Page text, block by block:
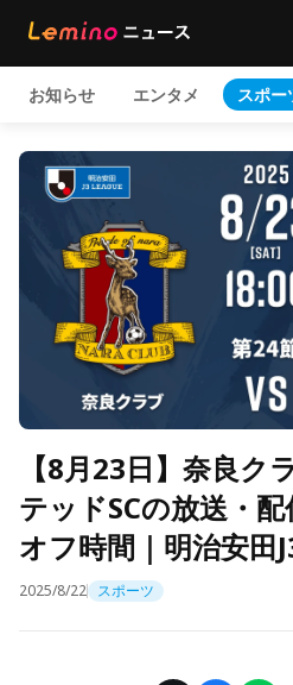
お知らせ エンタメ スポー
【8月23日】奈良ク
テッドSCの放送・
オフ時間｜明治安田
2025/8/22 スポーツ